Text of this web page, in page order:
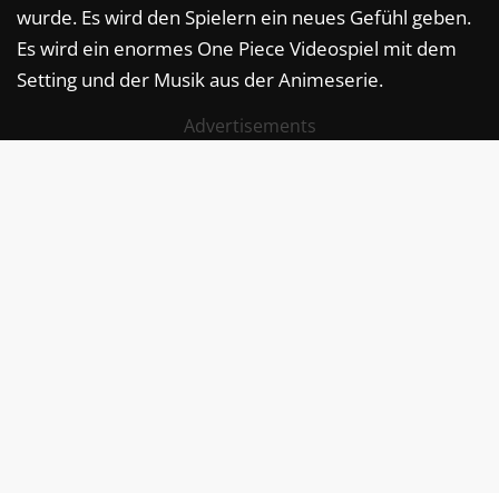
wurde. Es wird den Spielern ein neues Gefühl geben.
Es wird ein enormes One Piece Videospiel mit dem
Setting und der Musik aus der Animeserie.
Advertisements